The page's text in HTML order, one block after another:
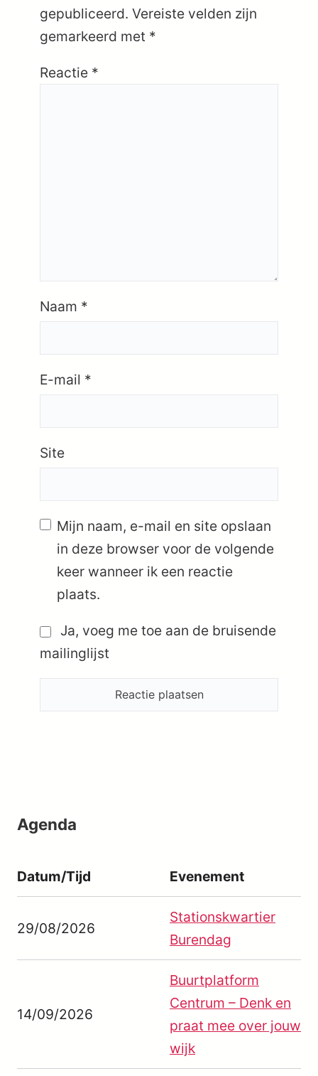
gepubliceerd. Vereiste velden zijn
gemarkeerd met *
Reactie *
Naam *
E-mail *
Site
Mijn naam, e-mail en site opslaan
in deze browser voor de volgende
keer wanneer ik een reactie
plaats.
Ja, voeg me toe aan de bruisende
mailinglijst
Agenda
Datum/Tijd Evenement
29/08/2026
Stationskwartier
Burendag
14/09/2026
Buurtplatform
Centrum – Denk en
praat mee over jouw
wijk